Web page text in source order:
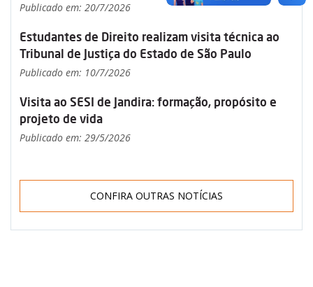
Publicado em: 20/7/2026
Estudantes de Direito realizam visita técnica ao
Tribunal de Justiça do Estado de São Paulo
Publicado em: 10/7/2026
Visita ao SESI de Jandira: formação, propósito e
projeto de vida
Publicado em: 29/5/2026
CONFIRA OUTRAS NOTÍCIAS